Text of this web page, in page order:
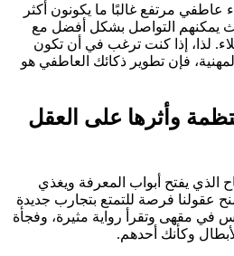
عاطفي مرتفع غالبًا ما يكونون أكثر
يمكنهم التواصل بشكل أفضل مع
لذا، إذا كنت ترغب في أن تكون
فإن تطوير ذكائك العاطفي هو
وأثرها على العقل
الذي يفتح أبواب المعرفة ويغذي
عقولنا فرصة للتمتع بتجارب جديدة
في مقهى وتقرأ رواية مثيرة، وفجأة
وكأنك أحدهم.